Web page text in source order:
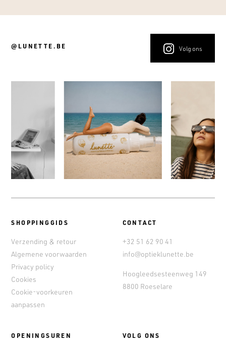
@LUNETTE.BE Volg ons
SHOPPINGGIDS
Verzending & retour
Algemene voorwaarden
Privacy policy
Cookies
Cookie-voorkeuren
aanpassen
CONTACT
+32 51 62 90 41
info@optieklunette.be
Hoogleedsesteenweg 149
8800 Roeselare
OPENINGSUREN VOLG ONS